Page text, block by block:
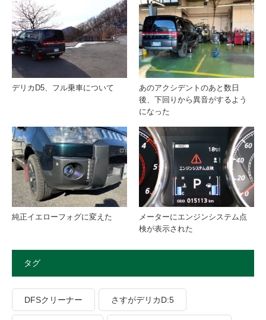
デリカD5、フル乗車について
あのアクシデントのあと数日
後、下回りから異音がするよう
になった
純正イエローフォグに変えた
メーターにエンジンシステム点
検が表示された
タグ
DFSクリーナー さすがデリカD:5